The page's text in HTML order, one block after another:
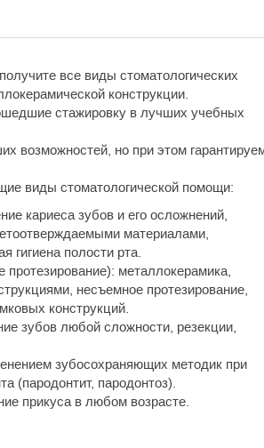
все виды стоматологических
конструкции.
стажировку в лучших учебных
возможностей, но при этом
виды стоматологической помощи:
кариеса зубов и его осложнений,
материалами,
гигиена полости рта.
протезирование): металлокерамика,
несъемное протезирование,
конструкций.
зубов любой сложности, резекции,
зубосохраняющих методик при
(пародонтит, пародонтоз).
прикуса в любом возрасте.